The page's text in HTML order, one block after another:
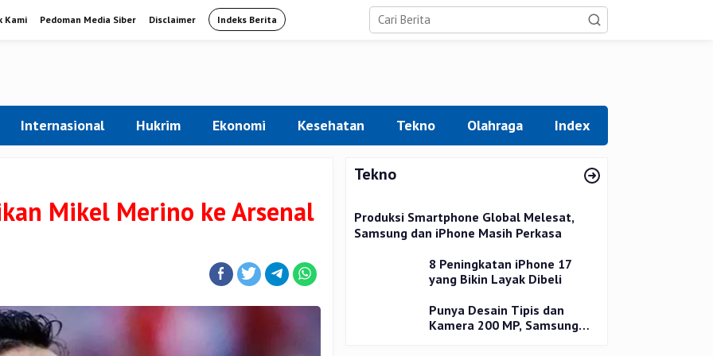
Kami Pedoman Media Siber Disclaimer Indeks Berita
Internasional Hukrim Ekonomi Kesehatan Tekno Olahraga Index
Mikel Merino ke Arsenal
Tekno
Produksi Smartphone Global Melesat,
Samsung dan iPhone Masih Perkasa
8 Peningkatan iPhone 17
yang Bikin Layak Dibeli
Punya Desain Tipis dan
Kamera 200 MP, Samsung